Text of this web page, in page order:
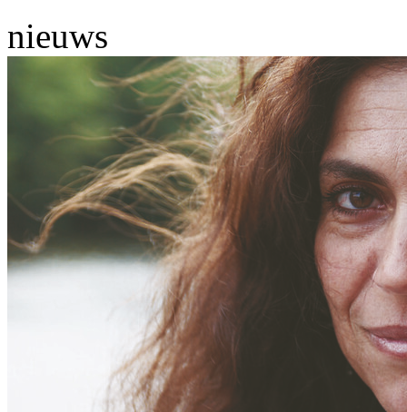
nieuws